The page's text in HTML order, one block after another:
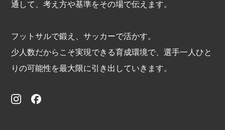
通して、考え方や基準をその場で伝えます。
フットサルで鍛え、サッカーで活かす。
少人数だからこそ実現できる育成環境で、選手一人ひと
りの可能性を最大限に引き出していきます。